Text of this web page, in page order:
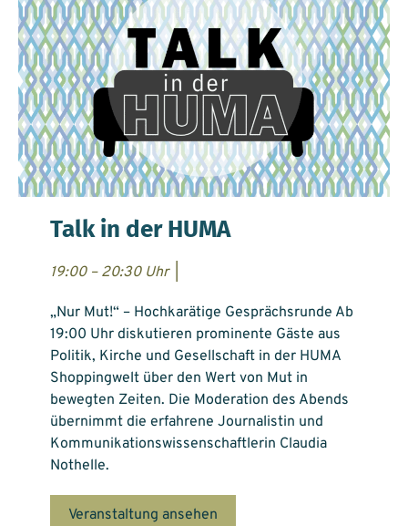
Talk in der HUMA
19:00 – 20:30 Uhr
„Nur Mut!“ – Hochkarätige Gesprächsrunde Ab
19:00 Uhr diskutieren prominente Gäste aus
Politik, Kirche und Gesellschaft in der HUMA
Shoppingwelt über den Wert von Mut in
bewegten Zeiten. Die Moderation des Abends
übernimmt die erfahrene Journalistin und
Kommunikationswissenschaftlerin Claudia
Nothelle.
Veranstaltung ansehen